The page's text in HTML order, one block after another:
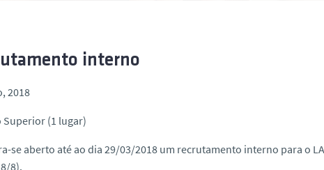
interno
2018
Superior (1 lugar)
se aberto até ao dia 29/03/2018 um recrutamento interno para o
8).